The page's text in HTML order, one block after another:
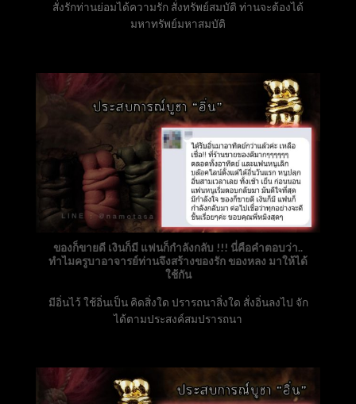
สั่งรักท่านย่อมได้ความรัก สั่งทรัพย์สมบัติ ท่านจะต้องได้
มหาทรัพย์มหาสมบัติ
ของก็ขายดี เงินก็มี แฟนก็กำลังกลับ !!! นี่คือคำตอบว่า..
ทำไมครูบาอาจารย์ท่านจึงสร้างของรัก ของหลง มาให้ได้
ใช้กัน
มีอิ่นไว้ ใช้อิ่นเป็น คิดสิ่งใด ปรารถนาสิ่งใด สั่งอิ่นลงไป จัก
ได้ตามประสงค์สมปรารถนา